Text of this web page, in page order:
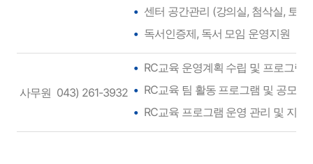
센터 공간관리 (강의실, 첨삭실, 토론
독서인증제, 독서 모임 운영지원
사무원 043) 261-3932
RC교육 운영계획 수립 및 프로그램
RC교육 팀 활동 프로그램 및 공모전
RC교육 프로그램 운영 관리 및 지원